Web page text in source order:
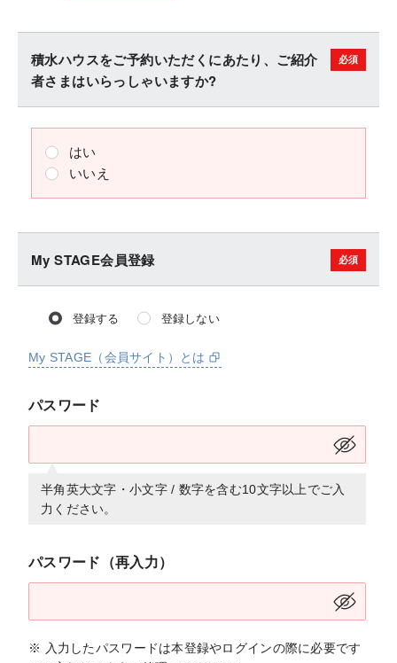
積水ハウスをご予約いただくにあたり、ご紹介
者さまはいらっしゃいますか?
はい
いいえ
My STAGE会員登録
登録する 登録しない
My STAGE（会員サイト）とは
パスワード
半角英大文字・小文字 / 数字を含む10文字以上でご入
力ください。
パスワード（再入力）
※ 入力したパスワードは本登録やログインの際に必要です